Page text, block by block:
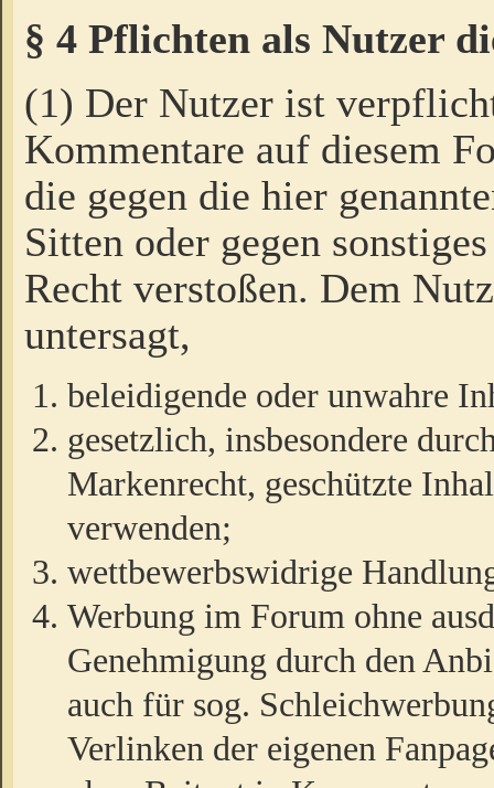
§ 4 Pflichten als Nutzer
(1) Der Nutzer ist
Kommentare auf diesem
die gegen die hier
Sitten oder gegen
Recht verstoßen. Dem
untersagt,
beleidigende oder unwahre
gesetzlich, insbesondere
Markenrecht, geschützte
verwenden;
wettbewerbswidrige
Werbung im Forum ohne
Genehmigung durch den
auch für sog.
Verlinken der eigenen